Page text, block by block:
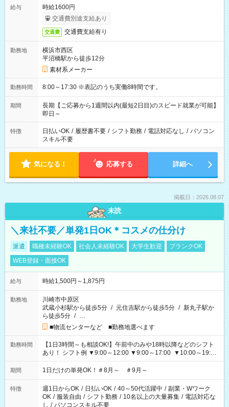
給与
時給1600円
交通費別途支給あり
交通費 交通費支給有り
勤務地
横浜市西区
平沼橋駅から徒歩12分
素材系メーカー
勤務時間 8:00～17:30 ※表記のうち実働8時間です。
期間
長期【ご応募から1週間以内(最短2日目)のスピード就業が可能】
即日～
特徴 日払いOK / 履歴書不要 / シフト勤務 / 電話対応なし / パソコン
スキル不要
気になる！ 応募する 詳細へ
掲載日：2026.08.07
未読
＼来社不要／単発1日OK＊コスメの仕分け
派遣 職種未経験OK 社会人未経験OK 大学生歓迎
ブランクOK
WEB登録・面接OK
給与 時給1,500円～1,875円
勤務地
川崎市中原区
武蔵小杉駅から徒歩5分 / 元住吉駅から徒歩5分 / 新丸子駅か
ら徒歩5分 / …
■物流センターなど ■勤務地選べます
勤務時間
【1日3時間～も相談OK!】午前中のみや18時以降などのシフト
あり！ シフト例 ▼9:00～12:00 ▼9:00～17:00 ▼10:00～19:00
▼18:00～21:00
期間 1日だけの単発OK！＃8月～ ＃9月～
特徴 週1日からOK / 日払いOK / 40～50代活躍中 / 副業・Wワーク
OK / 服装自由 / シフト勤務 / 10名以上の大量募集 / 電話対応な
し / パソコンスキル不要